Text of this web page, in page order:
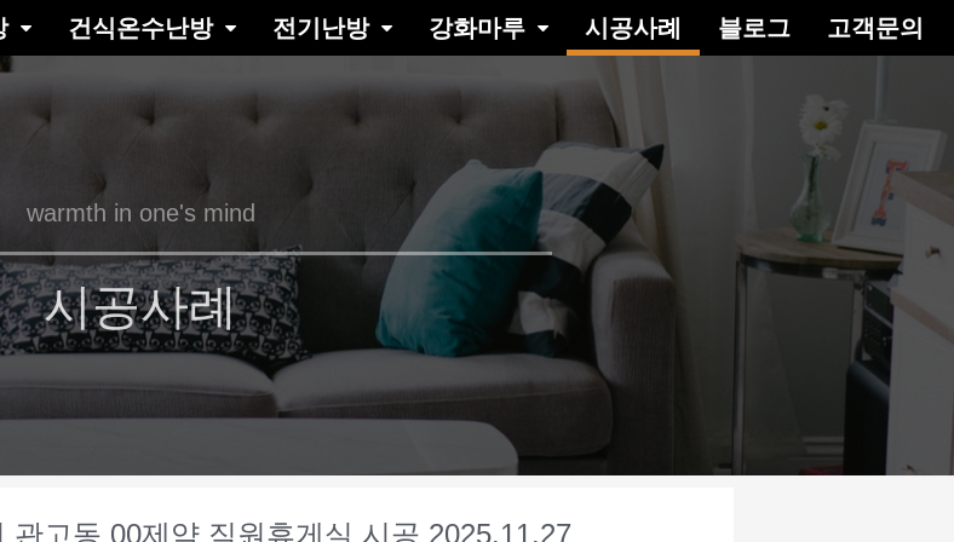
건식온수난방 전기난방 강화마루 시공사례 블로그 고객문의
warmth in one's mind
시공사례
관고동 00제약 직원휴게실 시공 2025.11.27